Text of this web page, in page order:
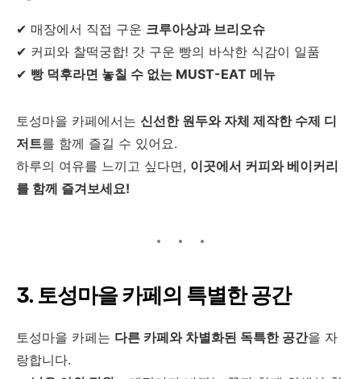
✔ 매장에서 직접 구운 크루아상과 브리오슈
✔ 커피와 찰떡궁합! 갓 구운 빵의 바삭한 식감이 일품
✔ 빵 덕후라면 놓칠 수 없는 MUST-EAT 메뉴
토성마을 카페에서는 신선한 원두와 자체 제작한 수제 디
저트를 함께 즐길 수 있어요.
하루의 여유를 느끼고 싶다면, 이곳에서 커피와 베이커리
를 함께 즐겨보세요!
3. 토성마을 카페의 특별한 공간
토성마을 카페는 다른 카페와 차별화된 독특한 공간을 자
랑합니다.